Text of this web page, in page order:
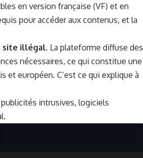
en version française (VF) et en
pour accéder aux contenus, et la
site illégal. La plateforme diffuse des
nécessaires, ce qui constitue une
et européen. C’est ce qui explique à
publicités intrusives, logiciels